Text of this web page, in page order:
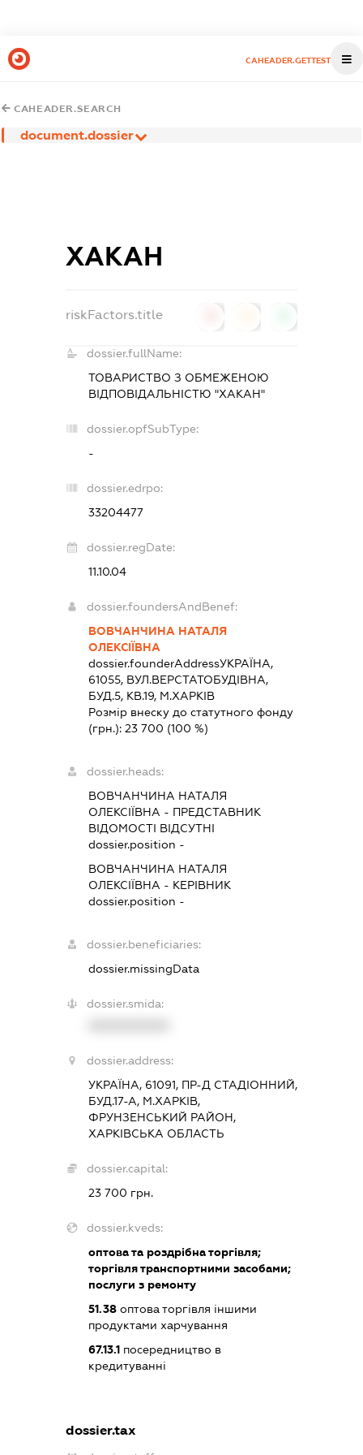
CAHEADER.GETTEST
CAHEADER.SEARCH
document.dossier
ХАКАН
riskFactors.title
dossier.fullName:
ТОВАРИСТВО З ОБМЕЖЕНОЮ
ВІДПОВІДАЛЬНІСТЮ "ХАКАН"
dossier.opfSubType:
-
dossier.edrpo:
33204477
dossier.regDate:
11.10.04
dossier.foundersAndBenef:
ВОВЧАНЧИНА НАТАЛЯ
ОЛЕКСІЇВНА
dossier.founderAddressУКРАЇНА,
61055, ВУЛ.ВЕРСТАТОБУДІВНА,
БУД.5, КВ.19, М.ХАРКІВ
Розмір внеску до статутного фонду
(грн.): 23 700 (100 %)
dossier.heads:
ВОВЧАНЧИНА НАТАЛЯ
ОЛЕКСІЇВНА - ПРЕДСТАВНИК
ВІДОМОСТІ ВІДСУТНІ
dossier.position -
ВОВЧАНЧИНА НАТАЛЯ
ОЛЕКСІЇВНА - КЕРІВНИК
dossier.position -
dossier.beneficiaries:
dossier.missingData
dossier.smida:
dossier.address:
УКРАЇНА, 61091, ПР-Д СТАДІОННИЙ,
БУД.17-А, М.ХАРКІВ,
ФРУНЗЕНСЬКИЙ РАЙОН,
ХАРКІВСЬКА ОБЛАСТЬ
dossier.capital:
23 700 грн.
dossier.kveds:
оптовата роздрібна торгівля;
торгівля транспортними засобами;
послуги з ремонту
51.38оптова торгівля іншими
продуктами харчування
67.13.1посередництво в
кредитуванні
dossier.tax